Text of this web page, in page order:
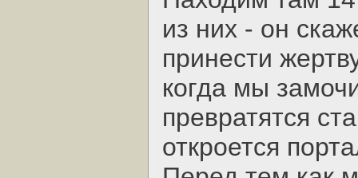
из них - он
принести
когда мы
превратятся
откроется